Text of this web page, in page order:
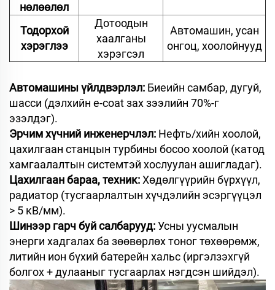
нөлөөлөл
Тодорхой
хэрэглээ
Дотоодын
хаалганы
хэрэгсэл
Автомашин, усан
онгоц, хоолойнууд
Автомашины үйлдвэрлэл: Биеийн самбар, дугуй,
шасси (дэлхийн e-coat зах зээлийн 70%-г
эзэлдэг).
Эрчим хүчний инженерчлэл: Нефть/хийн хоолой,
цахилгаан станцын турбины босоо хоолой (катод
хамгаалалтын системтэй хослуулан ашигладаг).
Цахилгаан бараа, техник:Хөдөлгүүрийн бүрхүүл,
радиатор (тусгаарлалтын хүчдэлийн эсэргүүцэл
> 5 кВ/мм).
Шинээр гарч буй салбарууд:Усны уусмалын
энерги хадгалах ба зөөвөрлөх тоног төхөөрөмж,
литийн ион бүхий батерейн хальс (иргэлзэхгүй
болгох + дулааныг тусгаарлах нэгдсэн шийдэл).